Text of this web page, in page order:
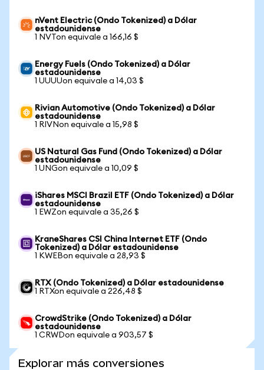
nVent Electric (Ondo Tokenized) a Dólar
estadounidense
1 NVTon equivale a 166,16 $
Energy Fuels (Ondo Tokenized) a Dólar
estadounidense
1 UUUUon equivale a 14,03 $
Rivian Automotive (Ondo Tokenized) a Dólar
estadounidense
1 RIVNon equivale a 15,98 $
US Natural Gas Fund (Ondo Tokenized) a Dólar
estadounidense
1 UNGon equivale a 10,09 $
iShares MSCI Brazil ETF (Ondo Tokenized) a Dólar
estadounidense
1 EWZon equivale a 35,26 $
KraneShares CSI China Internet ETF (Ondo
Tokenized) a Dólar estadounidense
1 KWEBon equivale a 28,93 $
RTX (Ondo Tokenized) a Dólar estadounidense
1 RTXon equivale a 226,48 $
CrowdStrike (Ondo Tokenized) a Dólar
estadounidense
1 CRWDon equivale a 903,57 $
Explorar más conversiones